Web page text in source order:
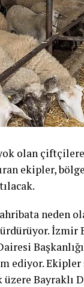
olan
ekipler,
neden
İzmir
ediyor. Ekipler
Bayraklı